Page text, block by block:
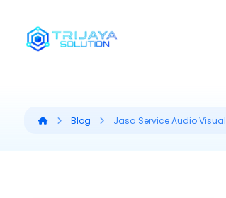
Blog Jasa Service Audio Visual